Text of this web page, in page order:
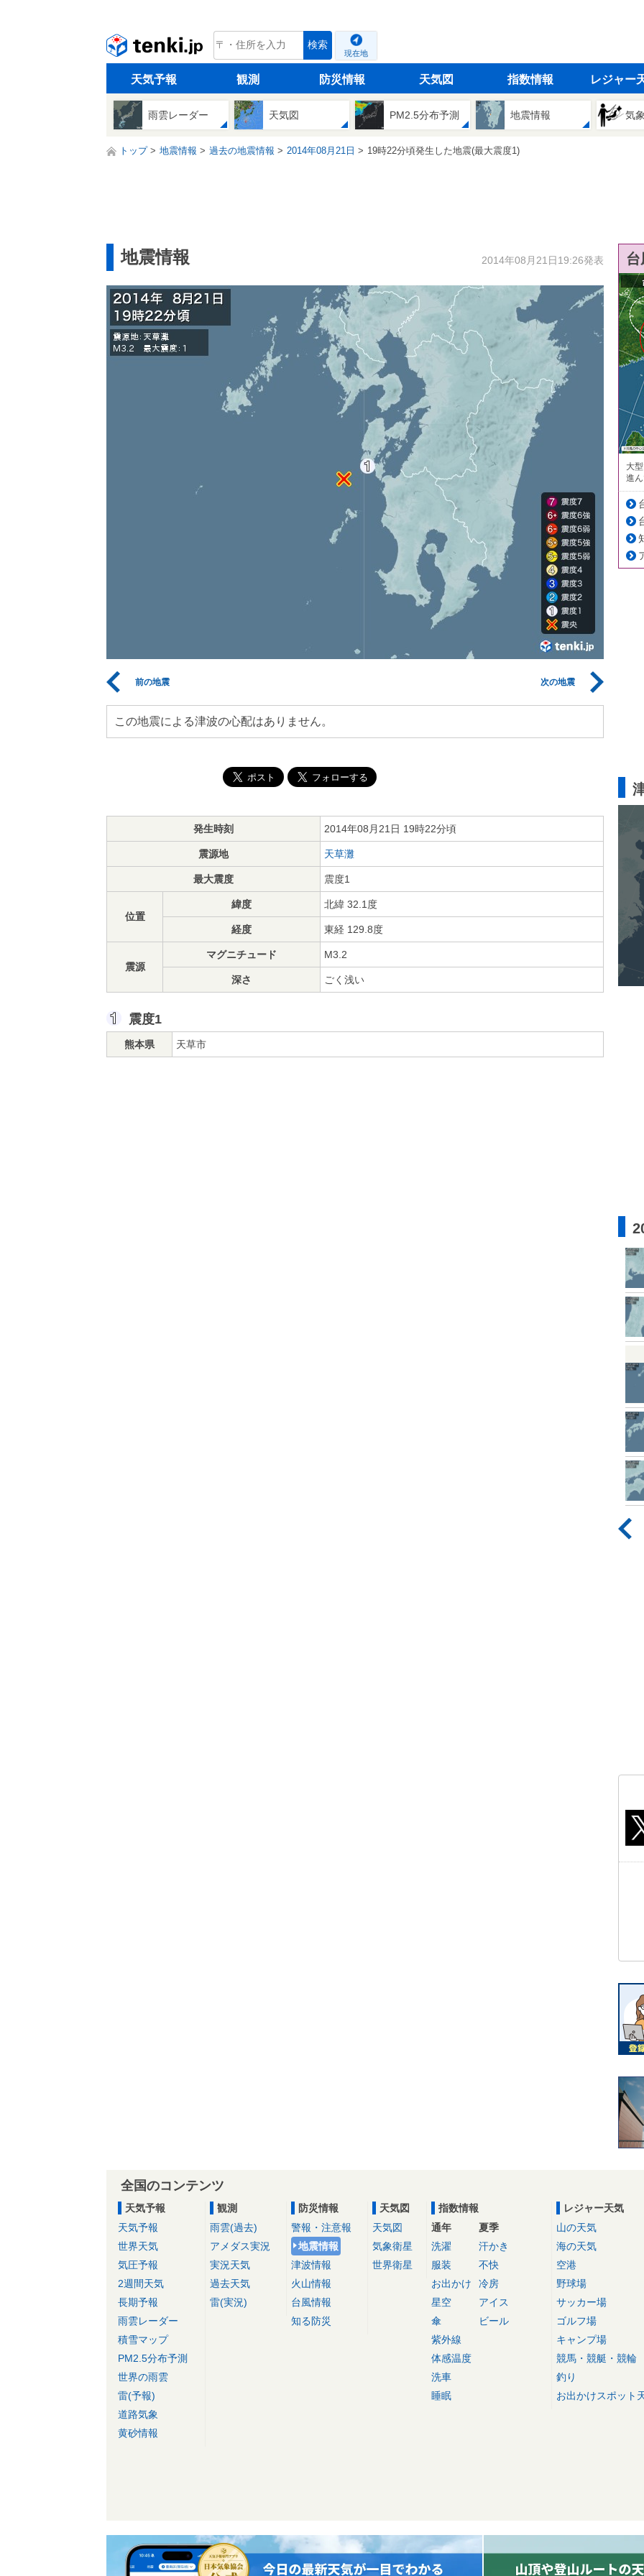
tenki.jp 検索
現在地
天気予報 観測 防災情報 天気図 指数情報 レジャー
雨雲レーダー 天気図 PM2.5分布予測 地震情報 気
トップ 地震情報 過去の地震情報 2014年08月21日 19時22分頃発生した地震(最大震度1)
地震情報 2014年08月21日19:26発表
前の地震 次の地震
この地震による津波の心配はありません。
発生時刻 2014年08月21日 19時22分頃
震源地 天草灘
最大震度 震度1
位置
緯度 北緯 32.1度
経度 東経 129.8度
震源
マグニチュード M3.2
深さ ごく浅い
震度1
熊本県 天草市
大
進
全国のコンテンツ
天気予報
天気予報
世界天気
気圧予報
2週間天気
長期予報
雨雲レーダー
積雪マップ
PM2.5分布予測
世界の雨雲
雷(予報)
道路気象
黄砂情報
観測
雨雲(過去)
アメダス実況
実況天気
過去天気
雷(実況)
防災情報
警報・注意報
地震情報
津波情報
火山情報
台風情報
知る防災
天気図
天気図
気象衛星
世界衛星
指数情報
通年
洗濯
服装
お出かけ
星空
傘
紫外線
体感温度
洗車
睡眠
夏季
汗かき
不快
冷房
アイス
ビール
レジャー天気
山の天気
海の天気
空港
野球場
サッカー場
ゴルフ場
キャンプ場
競馬・競艇・競輪
釣り
お出かけスポット